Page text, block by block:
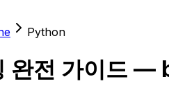
Python
완전 가이드 —